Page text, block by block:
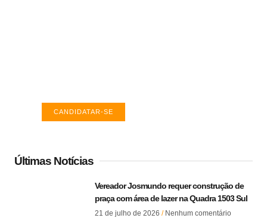
CANDIDATAR-SE
Últimas Notícias
Vereador Josmundo requer construção de
praça com área de lazer na Quadra 1503 Sul
21 de julho de 2026 Nenhum comentário